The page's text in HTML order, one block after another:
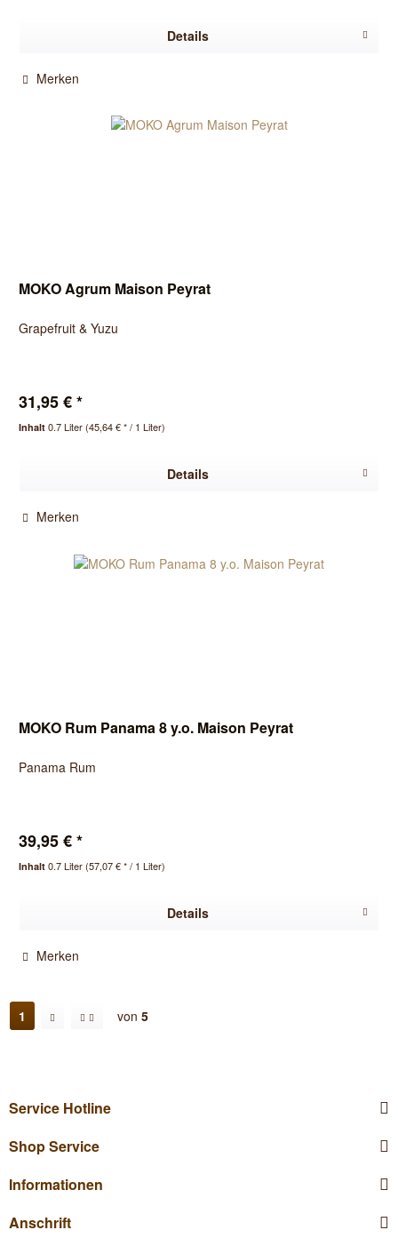
Details
Merken
MOKO Agrum Maison Peyrat
Grapefruit & Yuzu
31,95 € *
Inhalt0.7 Liter(45,64 € * / 1 Liter)
Details
Merken
MOKO Rum Panama 8 y.o. Maison Peyrat
Panama Rum
39,95 € *
Inhalt0.7 Liter(57,07 € * / 1 Liter)
Details
Merken
1 von 5
Service Hotline
Shop Service
Informationen
Anschrift